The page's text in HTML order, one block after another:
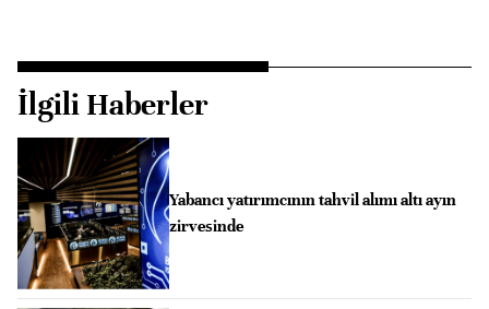
İlgili Haberler
Yabancı yatırımcının tahvil alımı altı ayın
zirvesinde